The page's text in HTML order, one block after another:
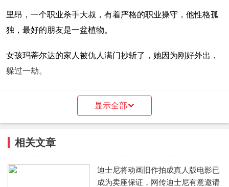
里昂，一个职业杀手大叔，有着严格的职业操守，他性格孤
独，最好的朋友是一盆植物。
女孩玛蒂尔达的家人被仇人满门抄斩了，她因为刚好外出，
躲过一劫。
回家时，刚好遇到持枪的仇人，她装作若无其事，到隔壁的
无家可归的女孩察觉到里昂的身份之后，便开始跟随里昂，
显示全部
相关文章
迪士尼将动画旧作拍成真人版电影已
成为卖座保证，网传迪士尼有意邀请